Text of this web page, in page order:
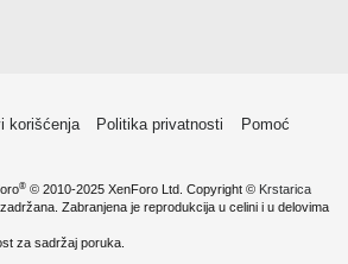
korišćenja Politika privatnosti
Pomoć
® © 2010-2025 XenForo Ltd. Copyright © Krstarica
Zabranjena je reprodukcija u celini i u delovima
za sadržaj poruka.